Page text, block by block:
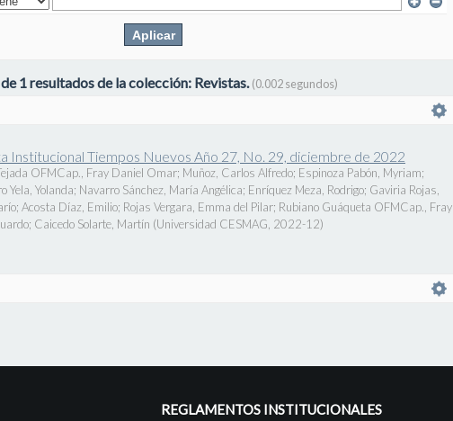
1 resultados de la colección: Revistas.(0.002 segundos)
Institucional Tiempos Nuevos Año 27, No. 29, diciembre de 2022
OFMCap., Fray Daniel Omar; Muñoz, Carlos Alfredo; Espinoza Pabón, Myriam;
Yela, Yolanda; Navarro Sánchez, María Angélica; Enríquez Meza, Rodrigo; Gaviria Rojas,
; Acosta Díaz, Emilio; Rojas Vergara, Emma del Pilar; Rubiano Guáqueta OFMCap., Fray
; Caicedo Solarte, Martín (Universidad CESMAG 2022-12)
REGLAMENTOS INSTITUCIONALES